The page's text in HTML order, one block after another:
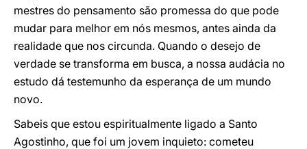
mestres do pensamento são promessa do que pode
mudar para melhor em nós mesmos, antes ainda da
realidade que nos circunda. Quando o desejo de
verdade se transforma em busca, a nossa audácia no
estudo dá testemunho da esperança de um mundo
novo.
Sabeis que estou espiritualmente ligado a Santo
Agostinho, que foi um jovem inquieto: cometeu